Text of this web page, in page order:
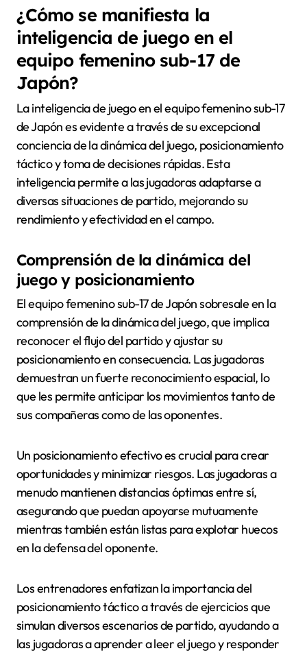
¿Cómo se manifiesta la
inteligencia de juego en el
equipo femenino sub-17 de
Japón?
La inteligencia de juego en el equipo femenino sub-17
de Japón es evidente a través de su excepcional
conciencia de la dinámica del juego, posicionamiento
táctico y toma de decisiones rápidas. Esta
inteligencia permite a las jugadoras adaptarse a
diversas situaciones de partido, mejorando su
rendimiento y efectividad en el campo.
Comprensión de la dinámica del
juego y posicionamiento
El equipo femenino sub-17 de Japón sobresale en la
comprensión de la dinámica del juego, que implica
reconocer el flujo del partido y ajustar su
posicionamiento en consecuencia. Las jugadoras
demuestran un fuerte reconocimiento espacial, lo
que les permite anticipar los movimientos tanto de
sus compañeras como de las oponentes.
Un posicionamiento efectivo es crucial para crear
oportunidades y minimizar riesgos. Las jugadoras a
menudo mantienen distancias óptimas entre sí,
asegurando que puedan apoyarse mutuamente
mientras también están listas para explotar huecos
en la defensa del oponente.
Los entrenadores enfatizan la importancia del
posicionamiento táctico a través de ejercicios que
simulan diversos escenarios de partido, ayudando a
las jugadoras a aprender a leer el juego y responder